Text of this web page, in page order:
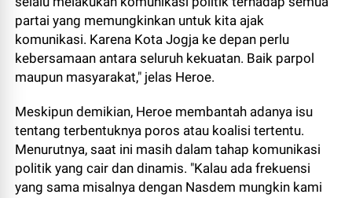
partai yang memungkinkan untuk kita ajak
komunikasi. Karena Kota Jogja ke depan perlu
kebersamaan antara seluruh kekuatan. Baik parpol
maupun masyarakat," jelas Heroe.
Meskipun demikian, Heroe membantah adanya isu
tentang terbentuknya poros atau koalisi tertentu.
Menurutnya, saat ini masih dalam tahap komunikasi
politik yang cair dan dinamis. "Kalau ada frekuensi
yang sama misalnya dengan Nasdem mungkin kami